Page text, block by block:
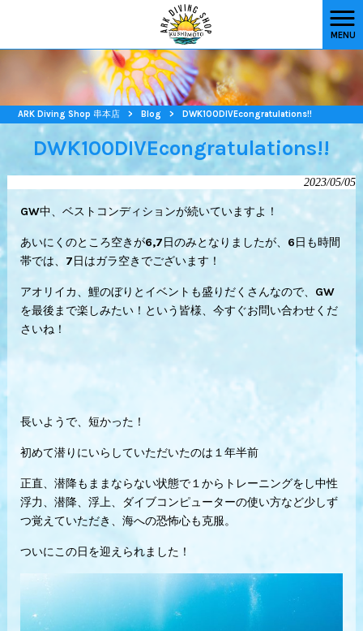
MENU
ARK Diving Shop 串本店 > Blog > DWK100DIVEcongratulations!!
DWK100DIVEcongratulations!!
2023/05/05
GW中、ベストコンディションが続いていますよ！
あいにくのところ空きが6,7日のみとなりましたが、6日も時間
帯では、7日はガラ空きでございます！
アオリイカ、鯉のぼりとイベントも盛りだくさんなので、GW
を最後まで楽しみたい！という皆様、今すぐお問い合わせくだ
さいね！
長いようで、短かった！
初めて潜りにいらしていただいたのは１年半前
正直、潜降もままならない状態で１からトレーニングをし中性
浮力、潜降、浮上、ダイブコンピューターの使い方など少しず
つ覚えていただき、海への恐怖心も克服。
ついにこの日を迎えられました！